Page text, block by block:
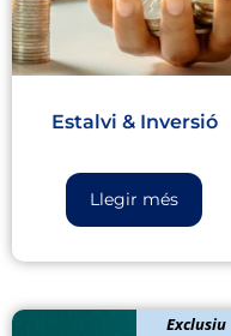
Estalvi & Inversió
Llegir més
Exclusiu